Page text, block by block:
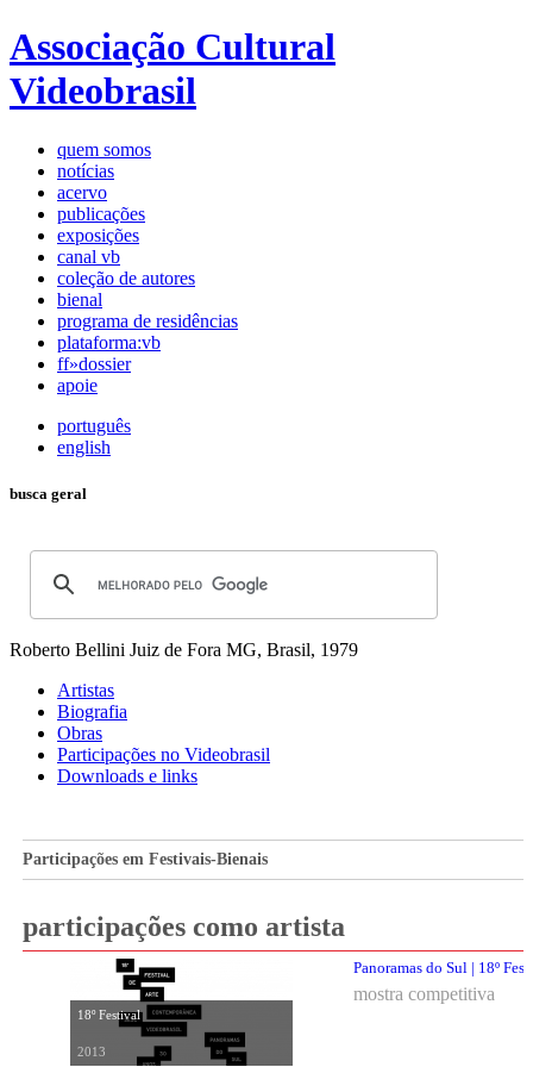
Associação Cultural
Videobrasil
quem somos
notícias
acervo
publicações
exposições
canal vb
coleção de autores
bienal
programa de residências
plataforma:vb
ff»dossier
apoie
português
english
busca geral
Roberto Bellini Juiz de Fora MG, Brasil, 1979
Artistas
Biografia
Obras
Participações no Videobrasil
Downloads e links
Participações em Festivais-Bienais
participações como artista
18º Festival
2013
Panoramas do Sul | 18º
mostra competitiva